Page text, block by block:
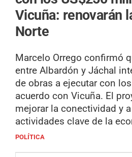
Vicuña: renovarán
Norte
Marcelo Orrego confirmó
entre Albardón y Jáchal
de obras a ejecutar con
acuerdo con Vicuña. El
mejorar la conectividad y
actividades clave de la
POLÍTICA